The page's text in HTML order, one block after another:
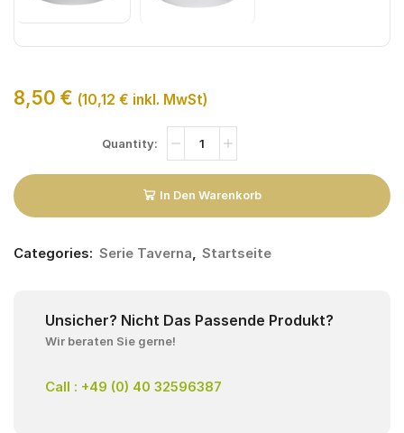
8,50 € (10,12 € inkl. MwSt)
In Den Warenkorb
Categories: Serie Taverna, Startseite
Unsicher? Nicht Das Passende Produkt?
Wir beraten Sie gerne!
Call : +49 (0) 40 32596387